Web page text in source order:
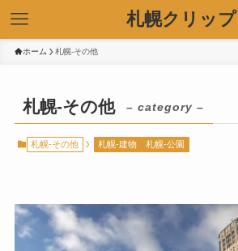
札幌クリップ
ホーム 札幌-その他
札幌-その他 – category –
札幌-その他 札幌-建物 札幌-公園